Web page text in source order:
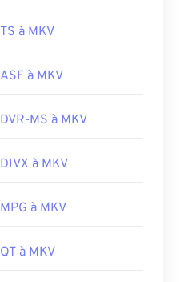
TS à MKV
ASF à MKV
DVR-MS à MKV
DIVX à MKV
MPG à MKV
QT à MKV